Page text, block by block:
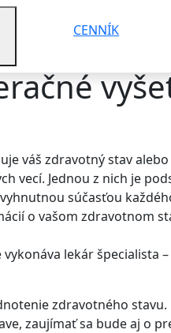
CENNÍK
váš zdravotný stav
vecí. Jednou z nich je
súčasťou
o vašom zdravotnom
lekár špecialista
zdravotného stavu.
zaujímať sa bude aj o